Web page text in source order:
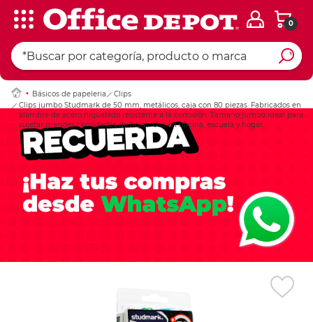
0
Básicos de papeleria
Clips
Clips jumbo Studmark de 50 mm, metálicos, caja con 80 piezas. Fabricados en
alambre de acero niquelado resistente a la corrosión. Tamaño jumbo ideal para
sujetar grandes cantidades de hojas. Uso en oficina, escuela y hogar.
Ingresar Codigo